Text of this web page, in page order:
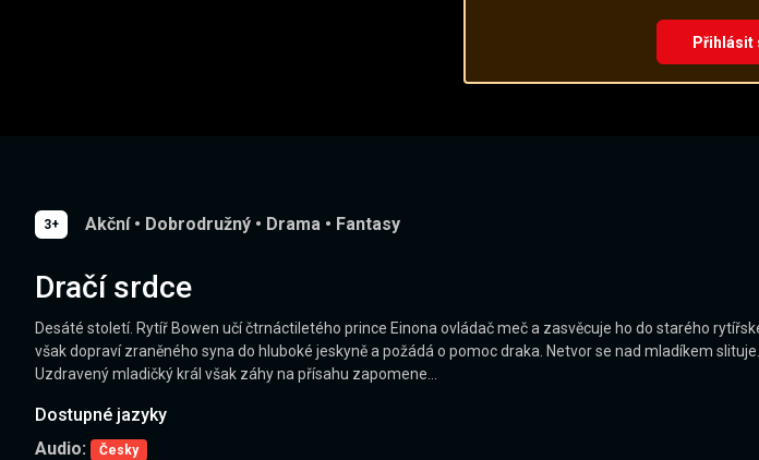
Přihlásit
3+ Akční • Dobrodružný • Drama • Fantasy
Dračí srdce
Desáté století. Rytíř Bowen učí čtrnáctiletého prince Einona ovládač meč a zasvěcuje ho do starého
však dopraví zraněného syna do hluboké jeskyně a požádá o pomoc draka. Netvor se nad mladíkem
Uzdravený mladičký král však záhy na přísahu zapomene...
Dostupné jazyky
Audio:
Česky